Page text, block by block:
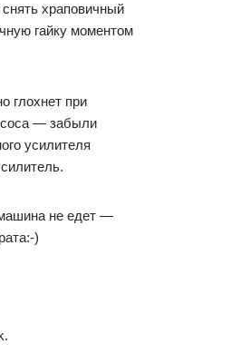
храповичный
гайку моментом
глохнет при
— забыли
усилителя
не едет —
)